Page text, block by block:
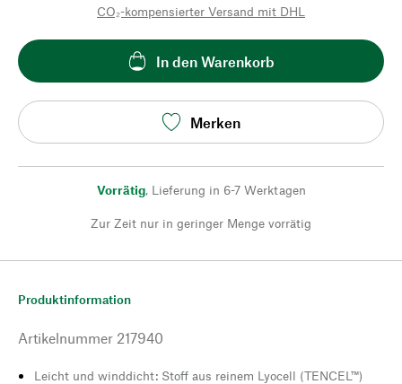
CO₂-kompensierter Versand mit DHL
In den Warenkorb
Merken
Vorrätig, Lieferung in 6-7 Werktagen
Zur Zeit nur in geringer Menge vorrätig
Produktinformation
Artikelnummer 217940
Leicht und winddicht: Stoff aus reinem Lyocell (TENCEL™)